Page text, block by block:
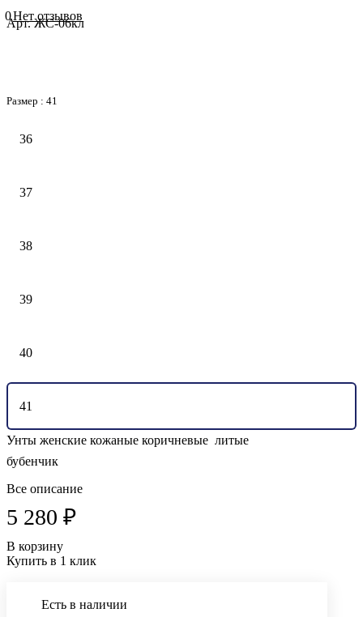
0Нет отзывов
Арт.ЖС-06кл
Размер : 41
36
37
38
39
40
41
Унты женские кожаные коричневые литые
бубенчик
Все описание
5 280 ₽
В корзину
Купить в 1 клик
Есть в наличии